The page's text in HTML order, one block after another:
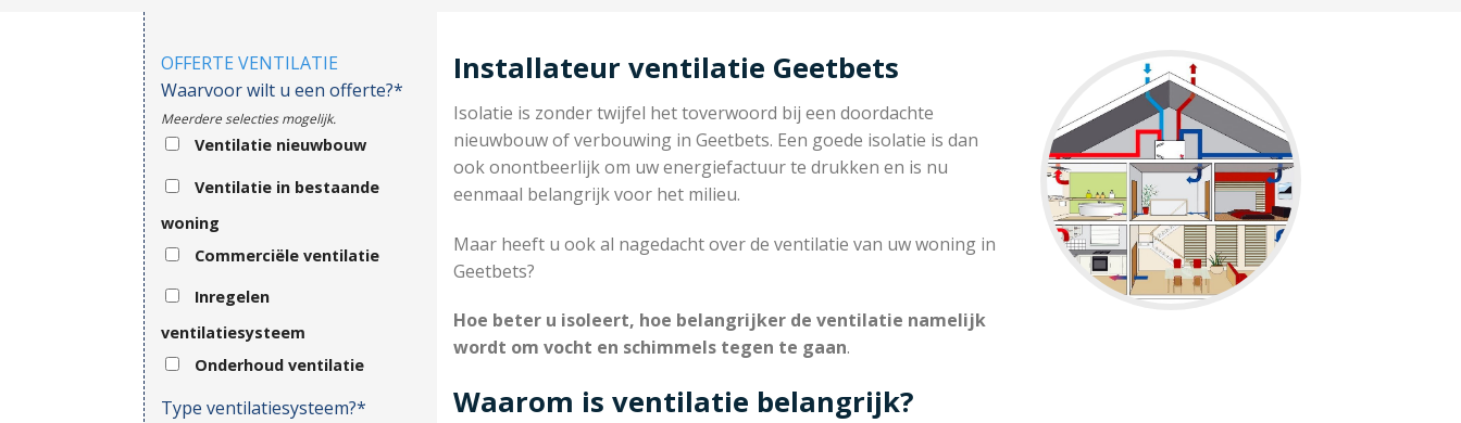
OFFERTE VENTILATIE
Waarvoor wilt u een offerte?*
Meerdere selecties mogelijk.
Ventilatie nieuwbouw
Ventilatie in bestaande
woning
Commerciële ventilatie
Inregelen
ventilatiesysteem
Onderhoud ventilatie
Type ventilatiesysteem?*
Installateur ventilatie Geetbets
Isolatie is zonder twijfel het toverwoord bij een doordachte
nieuwbouw of verbouwing in Geetbets. Een goede isolatie is dan
ook onontbeerlijk om uw energiefactuur te drukken en is nu
eenmaal belangrijk voor het milieu.
Maar heeft u ook al nagedacht over de ventilatie van uw woning in
Geetbets?
Hoe beter u isoleert, hoe belangrijker de ventilatie namelijk
wordt om vocht en schimmels tegen te gaan.
Waarom is ventilatie belangrijk?